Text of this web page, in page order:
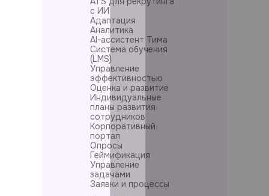
с ИИ
Адаптация
Аналитика
AI-ассистент Тима
Система обучения
(LMS)
Управление
эффективностью
Оценка и развитие
Индивидуальные
планы развития
сотрудников
Корпоративный
портал
Опросы
Геймификация
Управление
задачами
Заявки и процессы